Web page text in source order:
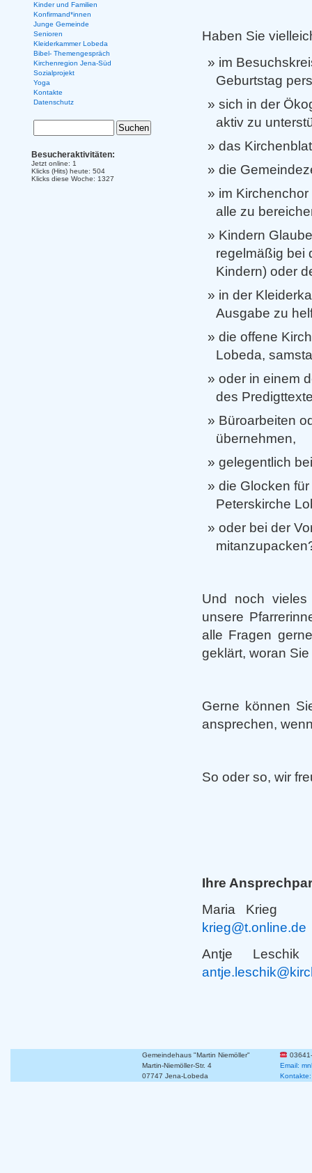
Haben Sie
im
Geburtstag
sich in der
aktiv zu
das
die
im
alle zu
Kindern
regelmäßig bei
Kindern) oder
in der
Ausgabe zu
die offene
Lobeda,
oder in einem
des
Büroarbeiten
übernehmen,
gelegentlich
die Glocken
Peterskirche
oder bei der
Und noch
unsere
alle Fragen
geklärt, woran
Gerne können
ansprechen,
So oder so, wir
Ihre
Maria Krieg
krieg@t.online.de
Antje
Kinder und Familien
Konfirmand*innen
Junge Gemeinde
Senioren
Kleiderkammer Lobeda
Bibel- Themengespräch
Kirchenregion Jena-Süd
Sozialprojekt
Yoga
Kontakte
Datenschutz
Besucheraktivitäten:
Jetzt online: 1
Klicks (Hits) heute: 504
Klicks diese Woche: 1327
Gemeindehaus "Martin Niemöller"
Martin-Niemöller-Str. 4
Email:
07747 Jena-Lobeda